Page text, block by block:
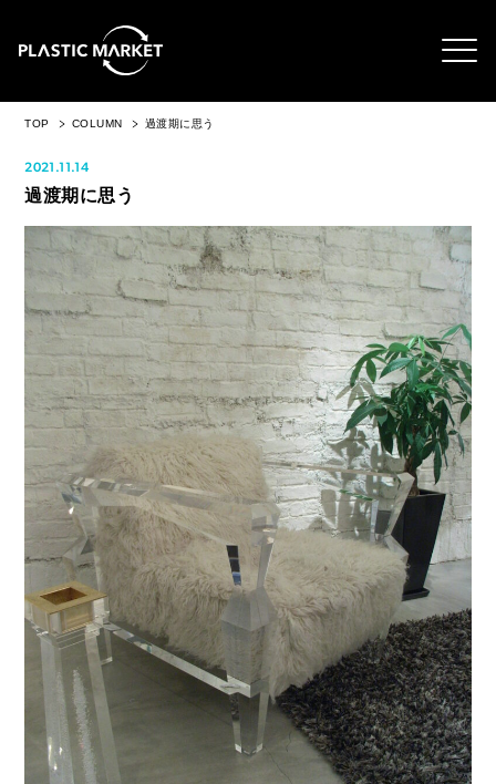
TOP COLUMN 過渡期に思う
2021.11.14
過渡期に思う